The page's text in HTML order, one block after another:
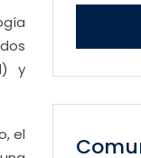
y
el